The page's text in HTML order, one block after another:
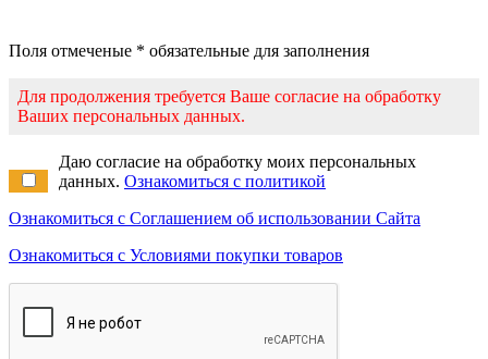
Поля отмеченые * обязательные для заполнения
Для продолжения требуется Ваше согласие на обработку
Ваших персональных данных.
Даю согласие на обработку моих персональных
данных. Ознакомиться с политикой
Ознакомиться с Соглашением об использовании Сайта
Ознакомиться с Условиями покупки товаров